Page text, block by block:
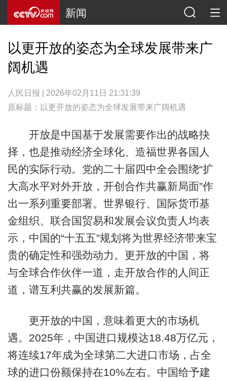
新闻
以更开放的姿态为全球发展带来广
阔机遇
人民日报 | 2026年02月11日 21:31:39
原标题：以更开放的姿态为全球发展带来广阔机遇
开放是中国基于发展需要作出的战略抉
择，也是推动经济全球化、造福世界各国人
民的实际行动。党的二十届四中全会围绕“扩
大高水平对外开放，开创合作共赢新局面”作
出一系列重要部署。世界银行、国际货币基
金组织、联合国贸易和发展会议负责人均表
示，中国的“十五五”规划将为世界经济带来宝
贵的确定性和强劲动力。更开放的中国，将
与全球合作伙伴一道，走开放合作的人间正
道，谱互利共赢的发展新篇。
更开放的中国，意味着更大的市场机
遇。2025年，中国进口规模达18.48万亿元，
将连续17年成为全球第二大进口市场，占全
球的进口份额保持在10%左右。中国给予建